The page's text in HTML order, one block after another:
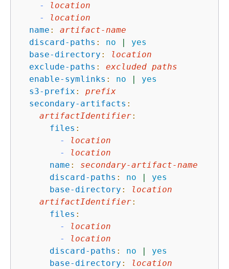
-
location
-
location
name :
artifact-name
discard-paths : no |
yes
base-directory :
location
exclude-paths : excluded paths
enable-symlinks : no |
yes
s3-prefix :
prefix
secondary-artifacts :
artifactIdentifier:
files :
-
location
-
location
name :
secondary-artifact-name
discard-paths : no |
yes
base-directory :
location
artifactIdentifier:
files :
-
location
-
location
discard-paths : no |
yes
base-directory :
location